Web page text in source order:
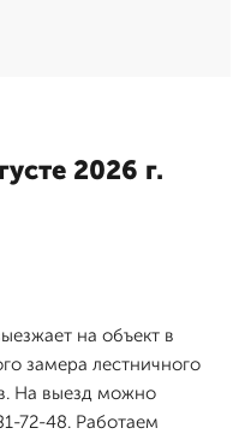
2026 г.
на объект в
замера лестничного
На выезд можно
72-48. Работаем